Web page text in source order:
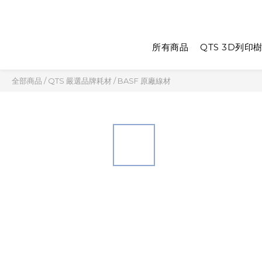
所有商品 QTS 3D列印
全部商品 /QTS 嚴選品牌耗材/BASF 原廠線材